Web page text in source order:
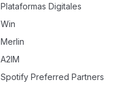
Plataformas Digitales
Win
Merlin
A2IM
Spotify Preferred Partners